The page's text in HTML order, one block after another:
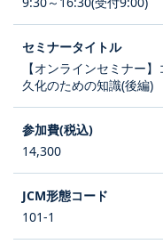
【オンラインセミナー
久化のための知識(後編)
14,300
101-1